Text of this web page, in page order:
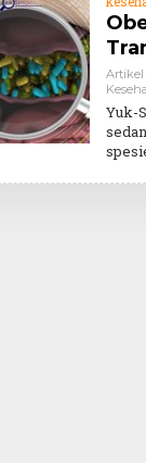
Artikel
Yuk-